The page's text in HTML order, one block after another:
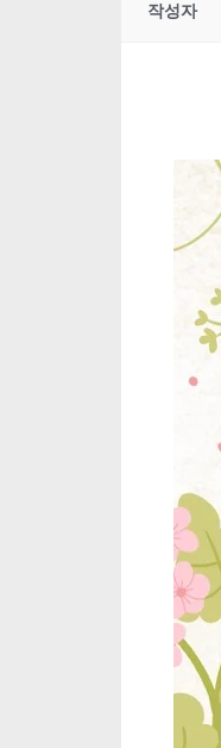
작성자